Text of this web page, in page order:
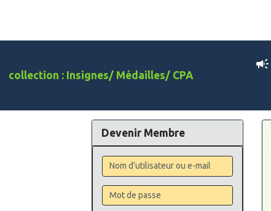
collection : Insignes/ Médailles/ CPA
Devenir Membre